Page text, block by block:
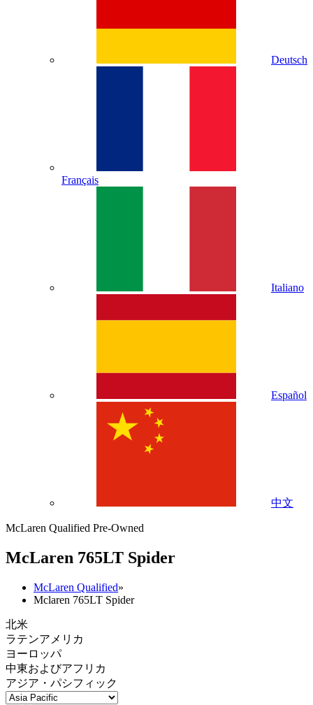
Deutsch
Français
Italiano
Español
中文
McLaren Qualified Pre-Owned
McLaren 765LT Spider
McLaren Qualified»
Mclaren 765LT Spider
北米
ラテンアメリカ
ヨーロッパ
中東およびアフリカ
アジア・パシフィック